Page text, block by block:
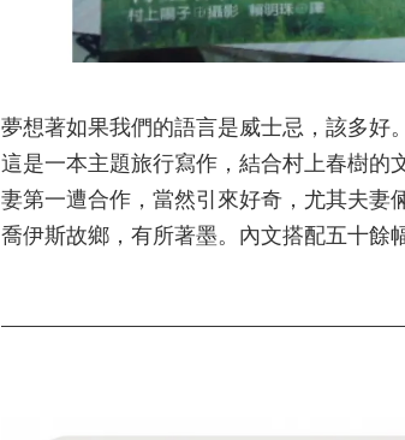
夢想著如果我們的語言是威士忌，該多好。
這是一本主題旅行寫作，結合村上春樹的
妻第一遭合作，當然引來好奇，尤其夫妻
喬伊斯故鄉，有所著墨。內文搭配五十餘